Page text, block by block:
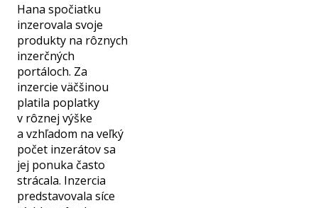
Hana spočiatku
inzerovala svoje
produkty na rôznych
inzerčných
portáloch. Za
inzercie väčšinou
platila poplatky
v rôznej výške
a vzhľadom na veľký
počet inzerátov sa
jej ponuka často
strácala. Inzercia
predstavovala síce